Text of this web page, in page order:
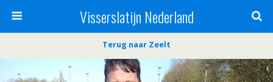
Visserslatijn Nederland
Terug naar Zeelt